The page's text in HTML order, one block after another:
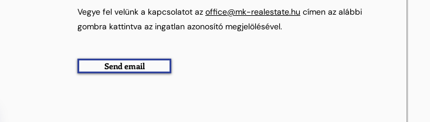
Vegye fel velünk a kapcsolatot az office@mk-realestate.hu címen az alábbi
gombra kattintva az ingatlan azonosító megjelölésével.
Send email